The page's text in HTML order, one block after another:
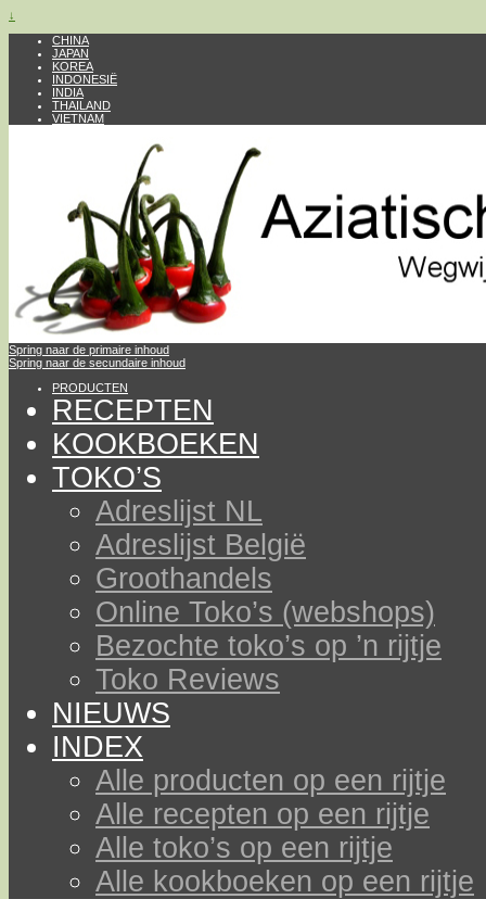
↓
CHINA
JAPAN
KOREA
INDONESIË
INDIA
THAILAND
VIETNAM
Spring naar de primaire inhoud
Spring naar de secundaire inhoud
PRODUCTEN
RECEPTEN
KOOKBOEKEN
TOKO’S
Adreslijst NL
Adreslijst België
Groothandels
Online Toko’s (webshops)
Bezochte toko’s op ’n rijtje
Toko Reviews
NIEUWS
INDEX
Alle producten op een rijtje
Alle recepten op een rijtje
Alle toko’s op een rijtje
Alle kookboeken op een rijtje